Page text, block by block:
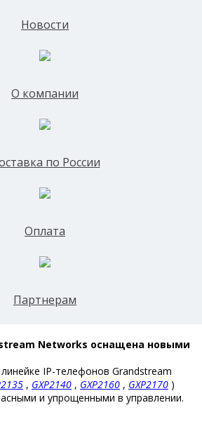
Новости
О компании
по России
Оплата
Партнерам
Networks оснащена новыми
IP-телефонов Grandstream
, GXP2140 , GXP2160 , GXP2170 )
и упрощенными в управлении.